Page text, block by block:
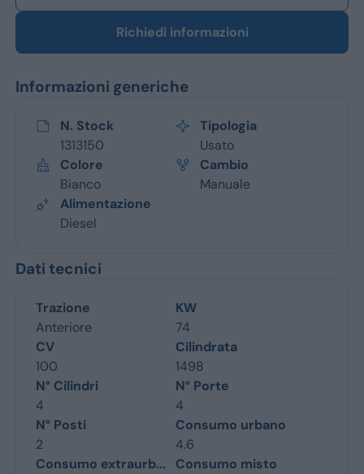
Dacia
Renault
Opel
Vedi tutti i marchi
Richiedi informazioni
Informazioni generiche
N. Stock
1313150
Tipologia
Usato
Colore
Bianco
Cambio
Manuale
Alimentazione
Diesel
Dati tecnici
Trazione
Anteriore
KW
74
CV
100
Cilindrata
1498
N° Cilindri
4
N° Porte
4
N° Posti
2
Consumo urbano
4.6
Consumo extraurb...
Consumo misto